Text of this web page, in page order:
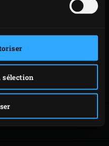
sélection
dur extra-fine lors de
supplémentaire.
la quantité d’eau en
Une pâte bien hydratée
SANS ENDROIT